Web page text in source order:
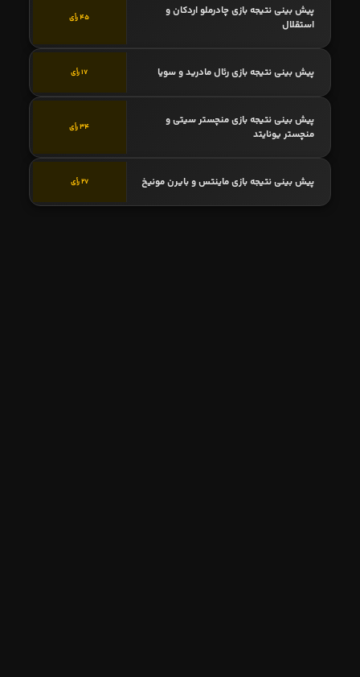
پیش بینی نتیجه بازی چادرملو اردکان و
استقلال
45 رأی
پیش بینی نتیجه بازی رئال مادرید و سویا 17 رأی
پیش بینی نتیجه بازی منچستر سیتی و
منچستر یونایتد
34 رأی
پیش بینی نتیجه بازی ماینتس و بایرن مونیخ 27 رأی